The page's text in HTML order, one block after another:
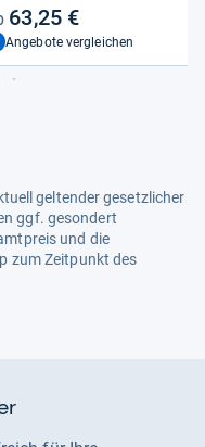
63,25 €
Angebote vergleichen
geltender gesetzlicher
ggf. gesondert
und die
zum Zeitpunkt des